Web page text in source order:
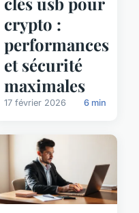
crypto :
performances
et sécurité
maximales
17 février 2026 6 min